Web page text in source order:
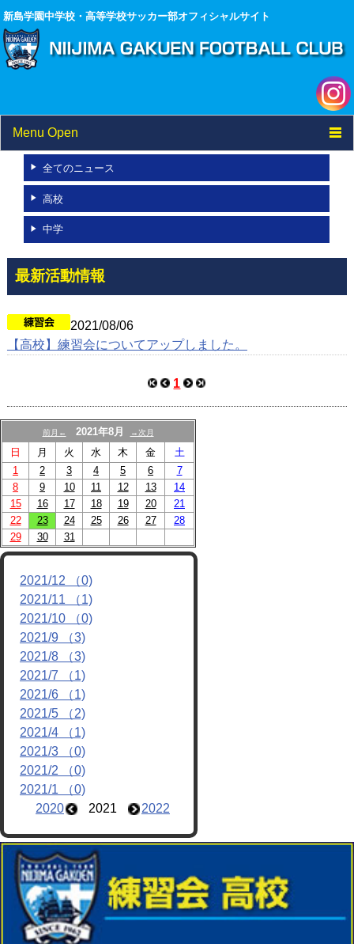
新島学園中学校・高等学校サッカー部オフィシャルサイト
Menu Open
TOP
ニュース
試合結果
フォトアルバム
ブログ
全てのニュース
高校
中学
最新活動情報
2021/08/06
【高校】練習会についてアップしました。
1
前月← 2021年8月 →次月
日 月 火 水 木 金
土
1
2 3 4 5 6
7
8
9 10 11 12 13
14
15
16 17 18 19 20
21
22
23 24 25 26 27
28
29
30 31
2021/12 （0)
2021/11 （1)
2021/10 （0)
2021/9 （3)
2021/8 （3)
2021/7 （1)
2021/6 （1)
2021/5 （2)
2021/4 （1)
2021/3 （0)
2021/2 （0)
2021/1 （0)
2020
2021 2022